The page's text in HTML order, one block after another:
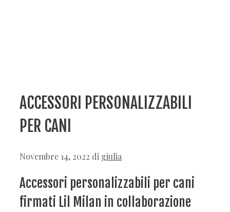
ACCESSORI PERSONALIZZABILI
PER CANI
Novembre 14, 2022 di giulia
Accessori personalizzabili per cani
firmati Lil Milan in collaborazione